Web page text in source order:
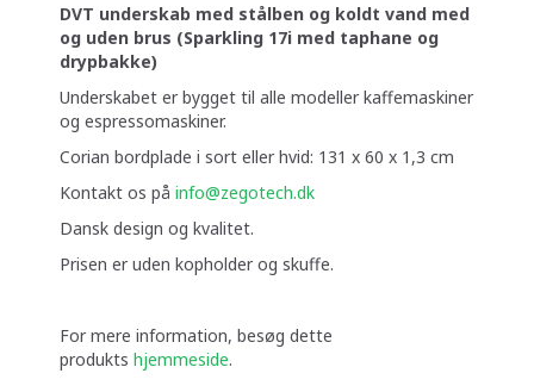
DVT underskab med stålben og koldt vand med
og uden brus (Sparkling 17i med taphane og
drypbakke)
Underskabet er bygget til alle modeller kaffemaskiner
og espressomaskiner.
Corian bordplade i sort eller hvid: 131 x 60 x 1,3 cm
Kontakt os på info@zegotech.dk
Dansk design og kvalitet.
Prisen er uden kopholder og skuffe.
For mere information, besøg dette
produkts hjemmeside.